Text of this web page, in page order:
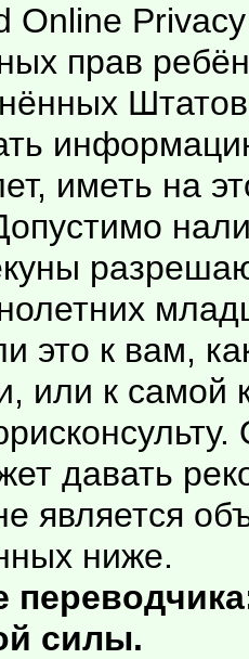
Online
прав
иметь на
это к вам,
или к самой
давать
является
ниже.
силы.